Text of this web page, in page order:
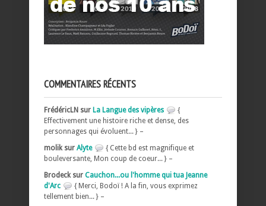
COMMENTAIRES RÉCENTS
FrédéricLN sur La Langue des vipères
{
Effectivement une histoire riche et dense, des
personnages qui évoluent... } –
molik sur Alyte
{ Cette bd est magnifique et
bouleversante, Mon coup de coeur... } –
Brodeck sur Cauchon...ou l'homme qui tua Jeanne
d'Arc
{ Merci, Bodoï ! A la fin, vous exprimez
tellement bien... } –